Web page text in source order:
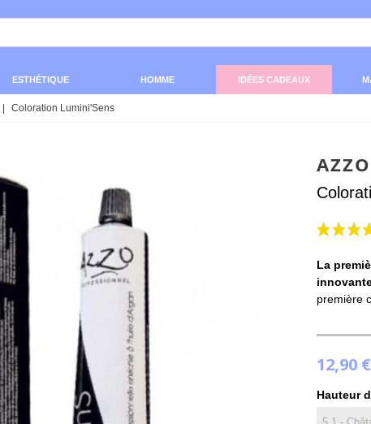
ESTHÉTIQUE HOMME IDÉES CADEAUX
Coloration Lumini'Sens
La
première
12,90 €
Hauteur